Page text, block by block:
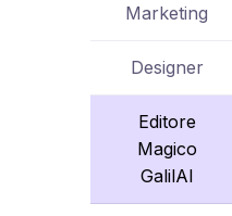
Marketing
Designer
Editore
Magico
GalilAI